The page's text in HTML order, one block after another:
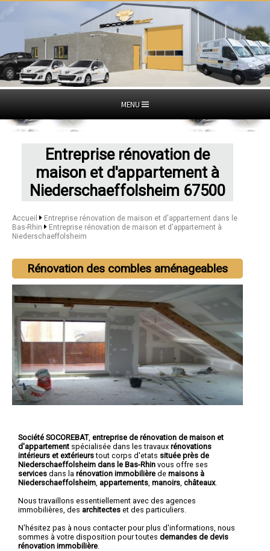
MENU
Entreprise rénovation de
maison et d'appartement à
Niederschaeffolsheim 67500
Accueil
Entreprise rénovation de maison et d'appartement dans le
Bas-Rhin
Entreprise rénovation de maison et d'appartement à
Niederschaeffolsheim
Rénovation des combles aménageables
Société SOCOREBAT, entreprise de rénovation de maison et
d'appartement spécialisée dans les travaux rénovations
intérieurs et extérieurstout corps d'etats située près de
Niederschaeffolsheim dans le Bas-Rhin vous offre ses
services dans la rénovation immobilière de maisons à
Niederschaeffolsheim appartements manoirs châteaux.
Nous travaillons essentiellement avec des agences
immobilières, des architectes et des particuliers.
N'hésitez pas à nous contacter pour plus d'informations, nous
sommes à votre disposition pour toutes demandes de devis
rénovation immobilière